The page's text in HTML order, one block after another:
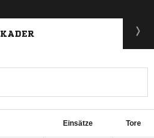
KADER
Einsätze Tore